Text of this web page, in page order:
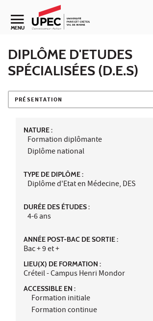
Aller au contenu
Navigation secondaire
MENU
DIPLÔME D'ETUDES
SPÉCIALISÉES (D.E.S)
PRÉSENTATION
NATURE :
Formation diplômante
Diplôme national
TYPE DE DIPLÔME :
Diplôme d'Etat en Médecine, DES
DURÉE DES ÉTUDES :
4-6 ans
ANNÉE POST-BAC DE SORTIE :
Bac + 9 et +
LIEU(X) DE FORMATION :
Créteil - Campus Henri Mondor
ACCESSIBLE EN :
Formation initiale
Formation continue